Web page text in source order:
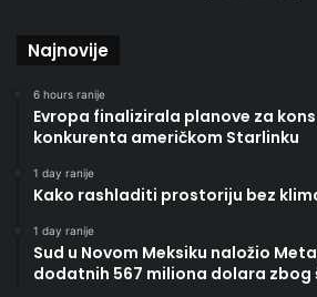
Najnovije
6 hours ranije
Evropa finalizirala planove za
konkurenta američkom Starlinku
1 day ranije
Kako rashladiti prostoriju bez
1 day ranije
Sud u Novom Meksiku naložio
dodatnih 567 miliona dolara zbog